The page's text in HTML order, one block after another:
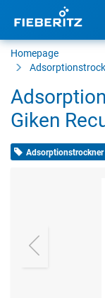
Homepage
Giken
Adsorptionstrockner